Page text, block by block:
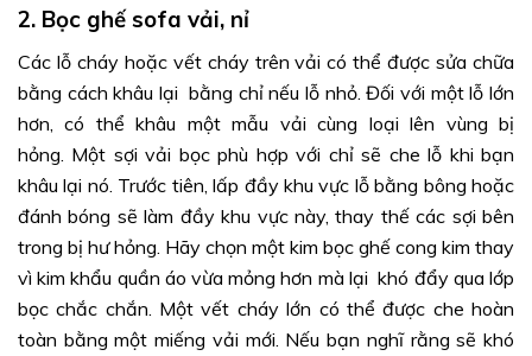
2. Bọc ghế sofa vải, nỉ
Các lỗ cháy hoặc vết cháy trên vải có thể được sửa chữa
bằng cách khâu lại bằng chỉ nếu lỗ nhỏ. Đối với một lỗ lớn
hơn, có thể khâu một mẫu vải cùng loại lên vùng bị
hỏng. Một sợi vải bọc phù hợp với chỉ sẽ che lỗ khi bạn
khâu lại nó. Trước tiên, lấp đầy khu vực lỗ bằng bông hoặc
đánh bóng sẽ làm đầy khu vực này, thay thế các sợi bên
trong bị hư hỏng. Hãy chọn một kim bọc ghế cong kim thay
vì kim khẩu quần áo vừa mỏng hơn mà lại khó đẩy qua lớp
bọc chắc chắn. Một vết cháy lớn có thể được che hoàn
toàn bằng một miếng vải mới. Nếu bạn nghĩ rằng sẽ khó